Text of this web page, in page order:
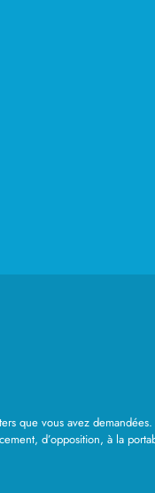
que vous avez demandées.
d’opposition, à la